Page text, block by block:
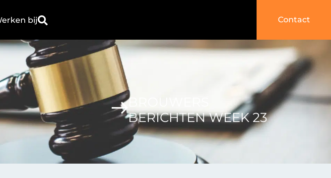
bij Contact
BROUWERS
BERICHTEN WEEK 23